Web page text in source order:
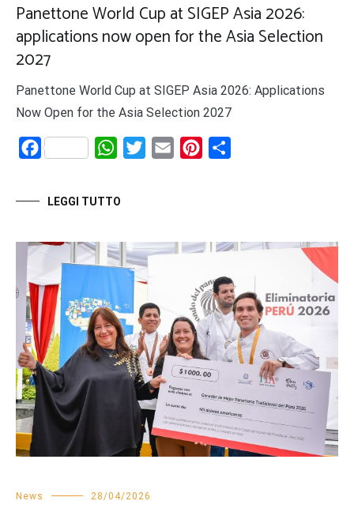
Panettone World Cup at SIGEP Asia 2026:
applications now open for the Asia Selection
2027
Panettone World Cup at SIGEP Asia 2026: Applications
Now Open for the Asia Selection 2027
Facebook WhatsAppTwitterEmail Pinterest
LEGGI TUTTO
News 28/04/2026